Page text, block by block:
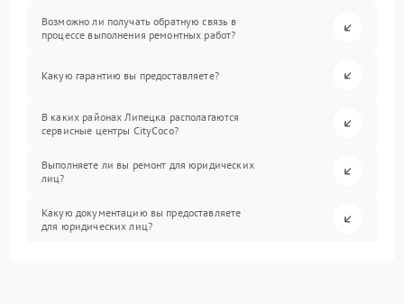
Возможно ли получать обратную связь в
процессе выполнения ремонтных работ?
Какую гарантию вы предоставляете?
В каких районах Липецка располагаются
сервисные центры CityCoco?
Выполняете ли вы ремонт для юридических
лиц?
Какую документацию вы предоставляете
для юридических лиц?